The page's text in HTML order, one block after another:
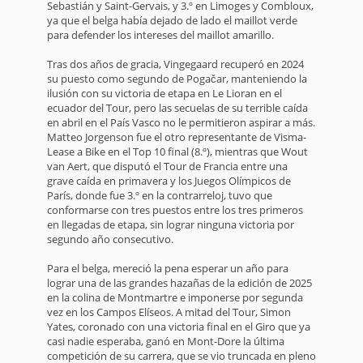
Sebastián y Saint-Gervais, y 3.º en Limoges y Combloux,
ya que el belga había dejado de lado el maillot verde
para defender los intereses del maillot amarillo.
Tras dos años de gracia, Vingegaard recuperó en 2024
su puesto como segundo de Pogačar, manteniendo la
ilusión con su victoria de etapa en Le Lioran en el
ecuador del Tour, pero las secuelas de su terrible caída
en abril en el País Vasco no le permitieron aspirar a más.
Matteo Jorgenson fue el otro representante de Visma-
Lease a Bike en el Top 10 final (8.º), mientras que Wout
van Aert, que disputó el Tour de Francia entre una
grave caída en primavera y los Juegos Olímpicos de
París, donde fue 3.º en la contrarreloj, tuvo que
conformarse con tres puestos entre los tres primeros
en llegadas de etapa, sin lograr ninguna victoria por
segundo año consecutivo.
Para el belga, mereció la pena esperar un año para
lograr una de las grandes hazañas de la edición de 2025
en la colina de Montmartre e imponerse por segunda
vez en los Campos Elíseos. A mitad del Tour, Simon
Yates, coronado con una victoria final en el Giro que ya
casi nadie esperaba, ganó en Mont-Dore la última
competición de su carrera, que se vio truncada en pleno